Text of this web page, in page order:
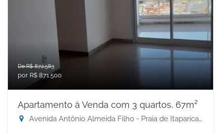
De R$ 872.583
por R$ 871.500
Apartamento à Venda com 3 quartos, 67m²
Avenida Antônio Almeida Filho - Praia de Itaparica, Vila Velha-ES